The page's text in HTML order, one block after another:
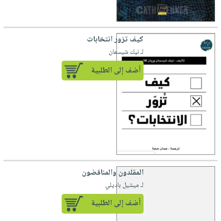
كيف تزور انتخابات
لـ نيك شيسمان
أضف إلى الطلبية
المقلدون والمناقضون
لـ ميشيل باديلي
أضف إلى الطلبية